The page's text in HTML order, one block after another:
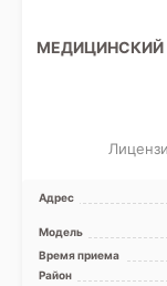
МЕДИЦИНСКИЙ
Адрес
Модель
Время приема
Район